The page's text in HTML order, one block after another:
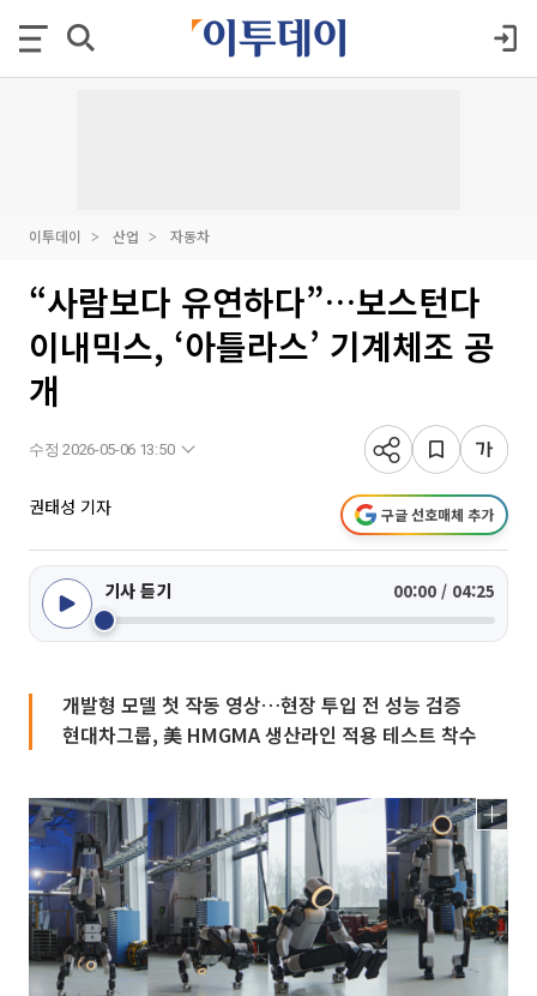
이투데이 산업 자동차
“사람보다 유연하다”…보스턴다
이내믹스, ‘아틀라스’ 기계체조 공
개
수정 2026-05-06 13:50
권태성 기자 구글 선호매체 추가
기사 듣기 00:00 / 04:25
개발형 모델 첫 작동 영상…현장 투입 전 성능 검증
현대차그룹, 美 HMGMA 생산라인 적용 테스트 착수